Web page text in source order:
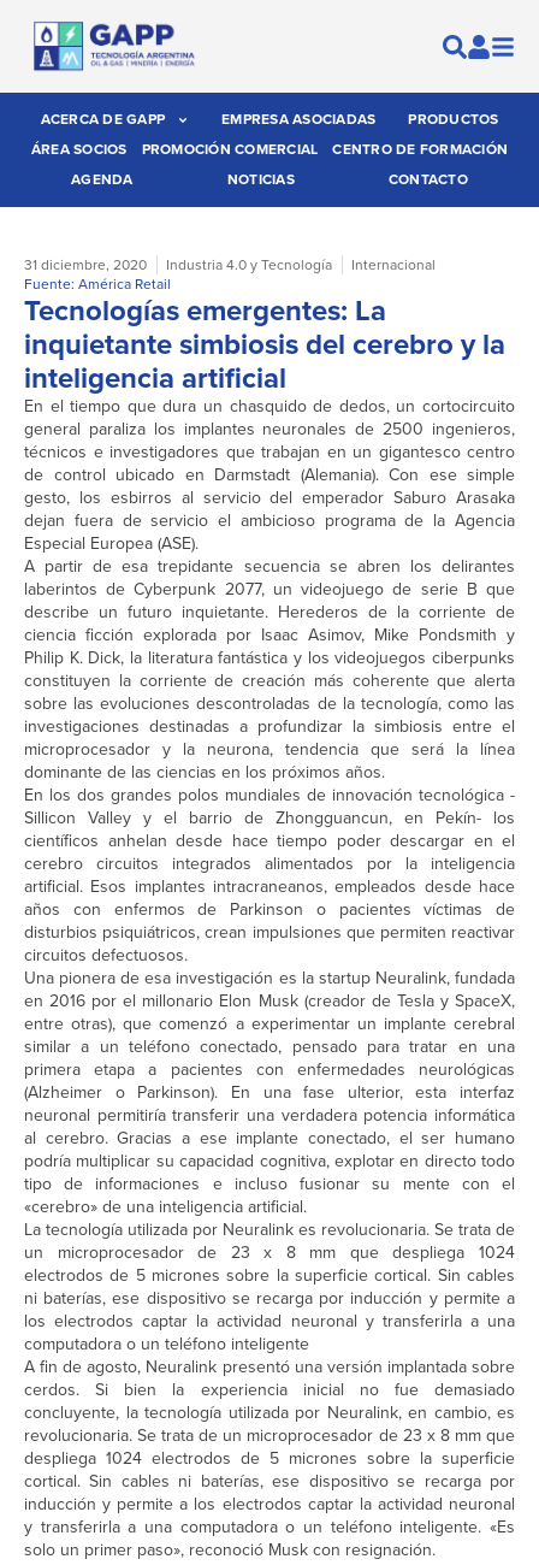
ACERCA DE GAPP EMPRESA ASOCIADAS
PRODUCTOS
ÁREA SOCIOS
PROMOCIÓN COMERCIAL
CENTRO DE FORMACIÓN
AGENDA
NOTICIAS CONTACTO
31 diciembre, 2020 Industria 4.0 y Tecnología
Internacional
Fuente: América Retail
Tecnologías emergentes: La
inquietante simbiosis del cerebro y la
inteligencia artificial
En el tiempo que dura un chasquido de dedos, un cortocircuito
general paraliza los implantes neuronales de 2500 ingenieros,
técnicos e investigadores que trabajan en un gigantesco centro
de control ubicado en Darmstadt (Alemania). Con ese simple
gesto, los esbirros al servicio del emperador Saburo Arasaka
dejan fuera de servicio el ambicioso programa de la Agencia
Especial Europea (ASE).
A partir de esa trepidante secuencia se abren los delirantes
laberintos de Cyberpunk 2077, un videojuego de serie B que
describe un futuro inquietante. Herederos de la corriente de
ciencia ficción explorada por Isaac Asimov, Mike Pondsmith y
Philip K. Dick, la literatura fantástica y los videojuegos ciberpunks
constituyen la corriente de creación más coherente que alerta
sobre las evoluciones descontroladas de la tecnología, como las
investigaciones destinadas a profundizar la simbiosis entre el
microprocesador y la neurona, tendencia que será la línea
dominante de las ciencias en los próximos años.
En los dos grandes polos mundiales de innovación tecnológica -
Sillicon Valley y el barrio de Zhongguancun, en Pekín- los
científicos anhelan desde hace tiempo poder descargar en el
cerebro circuitos integrados alimentados por la inteligencia
artificial. Esos implantes intracraneanos, empleados desde hace
años con enfermos de Parkinson o pacientes víctimas de
disturbios psiquiátricos, crean impulsiones que permiten reactivar
circuitos defectuosos.
Una pionera de esa investigación es la startup Neuralink, fundada
en 2016 por el millonario Elon Musk (creador de Tesla y SpaceX,
entre otras), que comenzó a experimentar un implante cerebral
similar a un teléfono conectado, pensado para tratar en una
primera etapa a pacientes con enfermedades neurológicas
(Alzheimer o Parkinson). En una fase ulterior, esta interfaz
neuronal permitiría transferir una verdadera potencia informática
al cerebro. Gracias a ese implante conectado, el ser humano
podría multiplicar su capacidad cognitiva, explotar en directo todo
tipo de informaciones e incluso fusionar su mente con el
«cerebro» de una inteligencia artificial.
La tecnología utilizada por Neuralink es revolucionaria. Se trata de
un microprocesador de 23 x 8 mm que despliega 1024
electrodos de 5 micrones sobre la superficie cortical. Sin cables
ni baterías, ese dispositivo se recarga por inducción y permite a
los electrodos captar la actividad neuronal y transferirla a una
computadora o un teléfono inteligente
A fin de agosto, Neuralink presentó una versión implantada sobre
cerdos. Si bien la experiencia inicial no fue demasiado
concluyente, la tecnología utilizada por Neuralink, en cambio, es
revolucionaria. Se trata de un microprocesador de 23 x 8 mm que
despliega 1024 electrodos de 5 micrones sobre la superficie
cortical. Sin cables ni baterías, ese dispositivo se recarga por
inducción y permite a los electrodos captar la actividad neuronal
y transferirla a una computadora o un teléfono inteligente. «Es
solo un primer paso», reconoció Musk con resignación.